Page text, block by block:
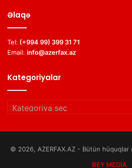
Əlaqə
Tel: (+994 99) 399 31 71
Email: info@azerfax.az
Kategoriyalar
Kategoriyalar
© 2026, AZERFAX.AZ - Bütün hüquqlar
BEY MEDİA